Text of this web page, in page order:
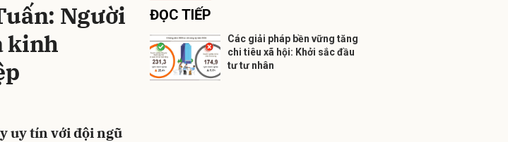
Người
kinh
uy tín với đội ngũ
ĐỌC TIẾP
Các giải pháp bền vững tăng
chi tiêu xã hội: Khởi sắc đầu
tư tư nhân
Gửi